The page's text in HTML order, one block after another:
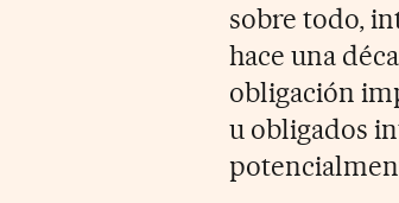
sobre todo,
hace una
obligación
u obligados